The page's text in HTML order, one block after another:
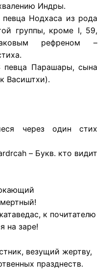
Индры.
Нодхаса из рода
группы, кроме I, 59,
рефреном –
певца Парашары, сына
Васиштхи).
через один стих
– Букв. кто видит
к почитателю
на заре!
везущий жертву,
празднеств.